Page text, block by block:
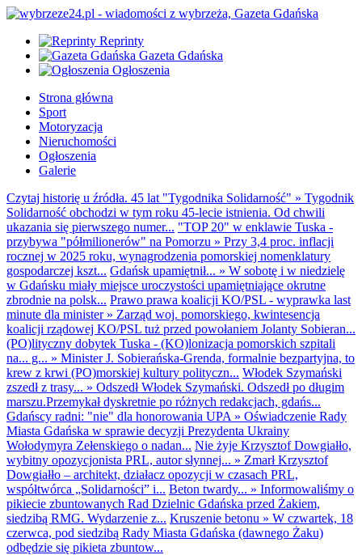
Reprinty
Gazeta Gdańska
Ogłoszenia
Strona główna
Sport
Motoryzacja
Nieruchomości
Ogłoszenia
Galerie
Czytaj historię u źródła. 45 lat "Tygodnika Solidarność" » Tygodnik
Solidarność obchodzi w tym roku 45-lecie istnienia. Od chwili
ukazania się pierwszego numer... "TOP 20" w enklawie Tuska -
przybywa "półmilionerów" na Pomorzu » Przy 3,4 proc. inflacji
rocznej w 2025 roku, wynagrodzenia pomorskiej nomenklatury
gospodarczej kszt... Gdańsk upamiętnił... » W sobotę i w niedzielę
w Gdańsku miały miejsce uroczystości upamiętniające okrutne
zbrodnie na polsk... Prawo prawa koalicji KO/PSL - wyprawka last
minute dla minister» Zarząd woj. pomorskiego, kwintesencja
koalicji rządowej KO/PSL tuż przed powołaniem Jolanty Sobieran...
(PO)lityczny dobytek Tuska - (KO)lonizacja pomorskich szpitali
na... g... » Minister J. Sobierańska-Grenda, formalnie bezpartyjna, to
krew z krwi (PO)morskiej kultury polityczn... Włodek Szymański
zszedł z trasy... » Odszedł Włodek Szymański. Odszedł po długim
marszu.Przemykał dyskretnie po różnych redakcjach, gdańs...
Gdańscy radni: "nie" dla honorowania UPA » Oświadczenie Rady
Miasta Gdańska w sprawie decyzji Prezydenta Ukrainy
Wołodymyra Zełenskiego o nadan... Nie żyje Krzysztof Dowgiałło,
wybitny opozycjonista PRL, autor słynnej... » Zmarł Krzysztof
Dowgiałło – architekt, działacz opozycji w czasach PRL,
współtwórca „Solidarności” i... Beton twardy... » Informowaliśmy o
pikiecie zbuntowanych Rad Dzielnic Gdańska przed Żakiem,
siedzibą RMG. Wydarzenie z... Kruszenie betonu » W czwartek, 18
czerwca, pod siedzibą Rady Miasta Gdańska (dawnego Żaku)
odbędzie się pikieta zbuntow...